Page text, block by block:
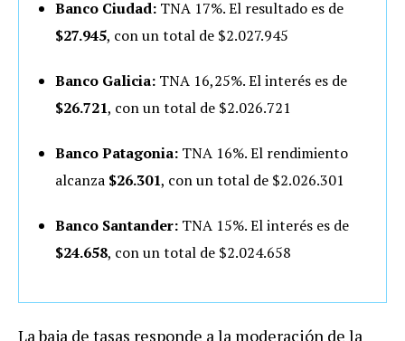
Banco Ciudad: TNA 17%. El resultado es de
$27.945, con un total de $2.027.945
Banco Galicia: TNA 16,25%. El interés es de
$26.721, con un total de $2.026.721
Banco Patagonia: TNA 16%. El rendimiento
alcanza $26.301, con un total de $2.026.301
Banco Santander: TNA 15%. El interés es de
$24.658, con un total de $2.024.658
La baja de tasas responde a la moderación de la